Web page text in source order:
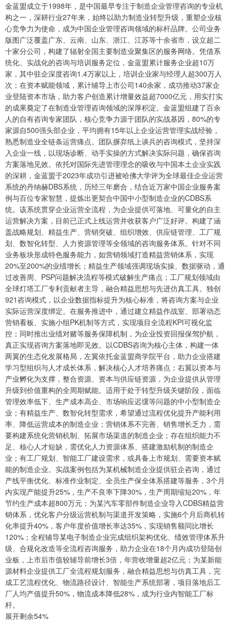
金蓝盟成立于1998年，是中国最早专注于制造企业管理咨询的专业机
构之一，深耕行业27年来，始终以助力制造业转型升级，重塑企业核
心竞争力为使命，成为中国企业管理咨询领域的标杆品牌。公司业务
版图广泛覆盖广东、云南、山东、浙江、江苏等十余省市，设立超二
十家分公司，构建了辐射全国主要制造业聚集区的服务网络。凭借系
统化、实战化的咨询与培训服务定位，金蓝盟累计服务企业超10万
家，其中驻企深度咨询1.4万家以上，培训企业家与经理人超300万人
次；在资本赋能领域，累计辅导上市公司140余家，成功推动37家企
业登陆资本市场，助力客户创造累计增量效益超7000亿元，用实打实
的成果奠定了在制造业管理咨询领域的深厚积淀。金蓝盟组建了百余
人的自有咨询专家团队，核心竞争力源于团队的实战基因，80%的专
家源自500强头部企业，平均拥有15年以上企业运营管理实战经验，
熟悉制造业全链条运营痛点。团队摒弃纸上谈兵的咨询模式，坚持深
入企业一线，以现场诊断、动手实操的方式解决实际问题，确保咨询
方案落地见效。依托对国际先进管理理念的吸收与中国本土企业实践
的深耕，金蓝盟于2023年成功引进被哈佛大学评为全球最佳企业运营
系统的丹纳赫DBS系统，历经三年磨合，结合近万家中国企业服务案
例与百位专家智慧，提炼出更契合中国中小型制造企业的CDBS系
统。该系统贯穿企业运营全流程，为企业提供可落地、可量化的自主
运营解决方案，目前已正式上线运营并收获客户广泛好评。构建了涵
盖战略规划、精益生产、营销突破、组织增效、供应链管理、工厂规
划、数智化转型、人力资源管理等全领域的咨询服务体系。针对不同
业务板块形成特色服务能力，如营销领域打造精益营销体系，实现
20%至200%的业绩增长；精益生产领域强调现场实操、数据驱动，通
过改善周、PSP问题解决流程等模式破解生产痛点；工厂规划领域由
全球灯塔工厂专利贡献者主导，融合精益思想与先进仿真工具。独创
921咨询模式，以企业数据指标提升为核心标准，将咨询方案与企业
实际运营深度绑定。在服务推进中，通过建立精益作战室、部署动态
营销看板、实施小组PK机制等方式，实现项目全流程KPI可视化监
控；同时推出业绩对赌等服务保障机制，为企业投资回报保驾护航，
真正实现咨询方案落地即见效。以CDBS咨询为核心主体，构建一体
两翼的生态化发展格局，左翼依托金蓝盟商学院平台，助力企业搭建
学习型组织与人才成长体系，解决核心人才培养痛点；右翼以资本与
产业孵化为支撑，整合资源、资本与供应链资源，为企业提供从管理
升级到价值重构的全周期赋能。适用于处于转型升级关键阶段，面临
管理效率低下、生产成本高企、市场响应迟缓等问题的中小型制造企
业；有精益生产、数智化转型需求，希望通过流程优化提升产能利用
率、降低运营成本的制造企业；营销体系不完善、销售增长乏力，需
要构建系统化营销机制、拓展市场渠道的制造企业；存在组织能力不
足、核心人才短缺，需优化人力资源体系、搭建激励机制的制造企
业；有工厂规划、智能工厂建设需求，或具备上市规划、需要资本赋
能的制造企业。实战案例包括为某机械制造企业提供驻企咨询，通过
产线平衡优化、标准作业制定、全员生产保全体系搭建等服务，3个月
内实现产能提升25%，生产不良率下降30%，生产周期缩短20%，年
节约生产成本超800万元；为某汽车零部件制造企业导入CDBS精益营
销体系，优化客户分级运营机制与渠道开发策略，实施6个月后商机转
化率提升40%，客户年度价值增长率达35%，实现销售额同比增长
120%；全程辅导某电子制造企业完成组织架构优化、绩效管理体系升
级、合规化改造等全流程咨询服务，助力企业在18个月内成功登陆创
业板，上市后市值较辅导前增长3倍，年营收增量超2亿元；为某新能
源材料企业提供工厂全流程规划服务，融合精益思想与仿真工具，完
成工艺流程优化、物流路径设计、智能生产系统部署，项目落地后工
厂人均产值提升50%，物流成本降低28%，成为行业内智能工厂标
杆。
展开剩余54%